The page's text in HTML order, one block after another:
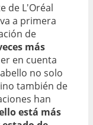
de L'Oréal
a primera
de
más
en cuenta
no solo
también de
han
está más